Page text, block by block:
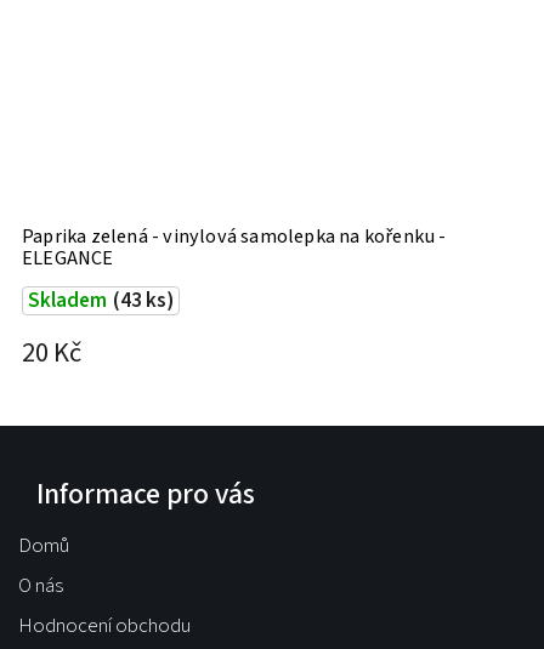
Paprika zelená - vinylová samolepka na kořenku -
ELEGANCE
Skladem (43 ks)
20 Kč
Informace pro vás
Domů
O nás
Hodnocení obchodu